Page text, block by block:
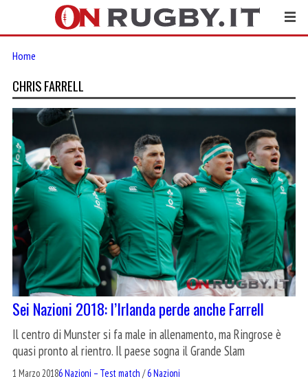
Home
CHRIS FARRELL
Sei Nazioni 2018: l’Irlanda perde anche Farrell
Il centro di Munster si fa male in allenamento, ma Ringrose è
quasi pronto al rientro. Il paese sogna il Grande Slam
1 Marzo 20186 Nazioni – Test match /6 Nazioni